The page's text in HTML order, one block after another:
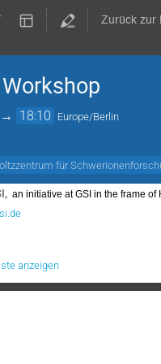
Zurück zur
→ 18:10 Europe/Berlin
für
an initiative at GSI in the frame
anzeigen